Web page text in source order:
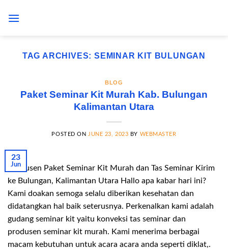
TAG ARCHIVES:SEMINAR KIT BULUNGAN
BLOG
Paket Seminar Kit Murah Kab. Bulungan
Kalimantan Utara
POSTED ON JUNE 23, 2023 BY WEBMASTER
23
Jun
Produsen Paket Seminar Kit Murah dan Tas Seminar Kirim
ke Bulungan, Kalimantan Utara Hallo apa kabar hari ini?
Kami doakan semoga selalu diberikan kesehatan dan
didatangkan hal baik seterusnya. Perkenalkan kami adalah
gudang seminar kit yaitu konveksi tas seminar dan
produsen seminar kit murah. Kami menerima berbagai
macam kebutuhan untuk acara acara anda seperti diklat,.